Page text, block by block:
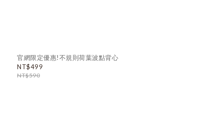
官網限定優惠!不規則荷葉波點背心
NT$499
NT$590